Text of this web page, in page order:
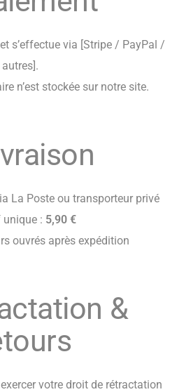
s’effectue via [Stripe / PayPal /
autres].
n’est stockée sur notre site.
La Poste ou transporteur privé
unique : 5,90 €
ouvrés après expédition
&
votre droit de rétractation